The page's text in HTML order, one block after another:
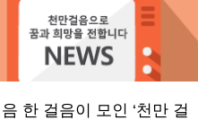
한 걸음이 모인 ‘천만 걸